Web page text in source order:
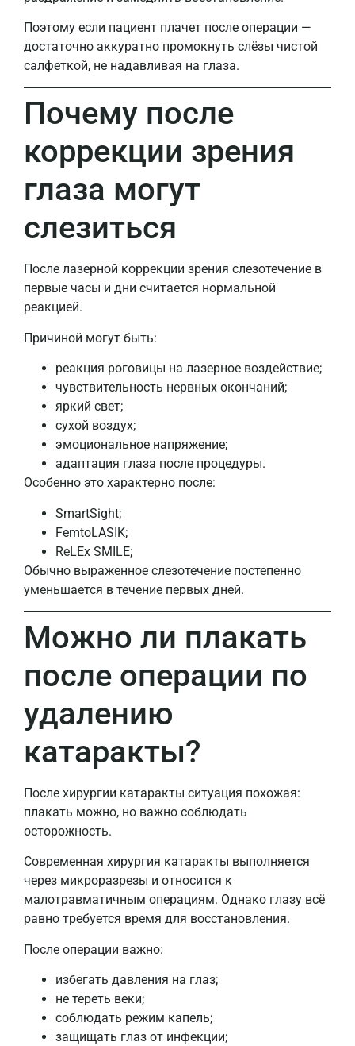
Поэтому если пациент плачет после операции —
достаточно аккуратно промокнуть слёзы чистой
салфеткой, не надавливая на глаза.
Почему после
коррекции зрения
глаза могут
слезиться
После лазерной коррекции зрения слезотечение в
первые часы и дни считается нормальной
реакцией.
Причиной могут быть:
реакция роговицы на лазерное воздействие;
чувствительность нервных окончаний;
яркий свет;
сухой воздух;
эмоциональное напряжение;
адаптация глаза после процедуры.
Особенно это характерно после:
SmartSight;
FemtoLASIK;
ReLEx SMILE;
Обычно выраженное слезотечение постепенно
уменьшается в течение первых дней.
Можно ли плакать
после операции по
удалению
катаракты?
После хирургии катаракты ситуация похожая:
плакать можно, но важно соблюдать
осторожность.
Современная хирургия катаракты выполняется
через микроразрезы и относится к
малотравматичным операциям. Однако глазу всё
равно требуется время для восстановления.
После операции важно:
избегать давления на глаз;
не тереть веки;
соблюдать режим капель;
защищать глаз от инфекции;